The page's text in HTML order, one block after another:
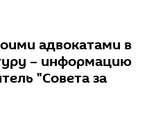
адвокатами в
– информацию
"Совета за